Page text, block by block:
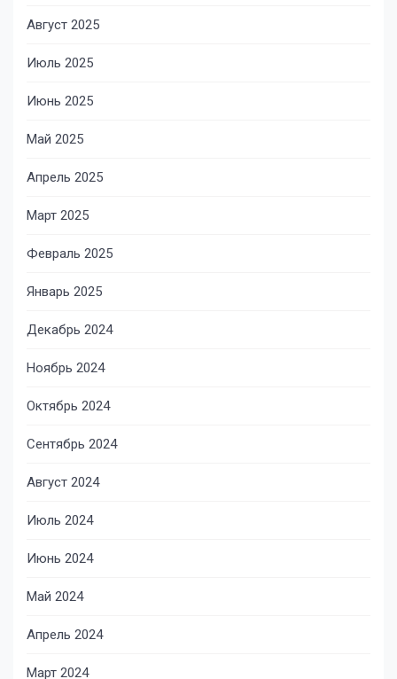
Август 2025
Июль 2025
Июнь 2025
Май 2025
Апрель 2025
Март 2025
Февраль 2025
Январь 2025
Декабрь 2024
Ноябрь 2024
Октябрь 2024
Сентябрь 2024
Август 2024
Июль 2024
Июнь 2024
Май 2024
Апрель 2024
Март 2024